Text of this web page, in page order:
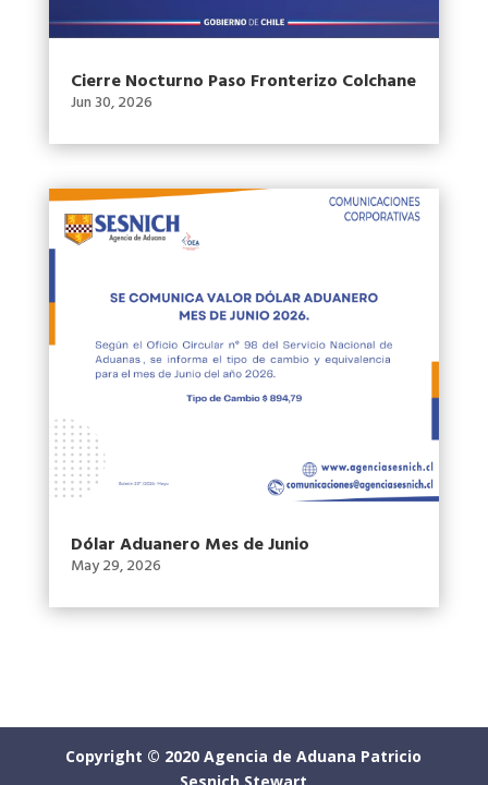
Cierre Nocturno Paso Fronterizo Colchane
Jun 30, 2026
Dólar Aduanero Mes de Junio
May 29, 2026
Copyright © 2020 Agencia de Aduana Patricio
Sesnich Stewart